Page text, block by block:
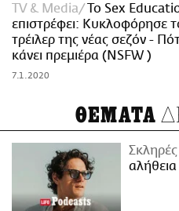
TV & Media
To Sex
επιστρέφει: Κυκλοφόρησε
τρέιλερ της νέας σεζόν -
κάνει πρεμιέρα (NSFW )
7.1.2020
ΘΕΜΑΤΑ